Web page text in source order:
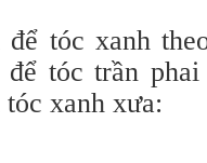
tóc xanh
tóc trần
xanh xưa: